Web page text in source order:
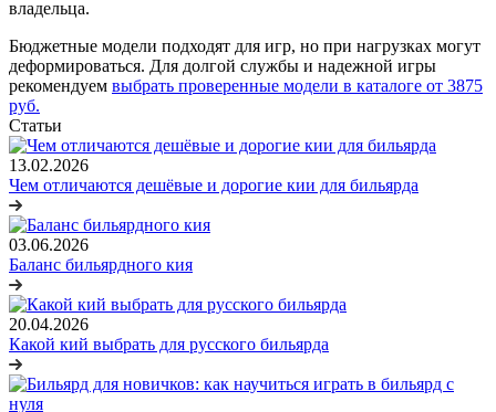
владельца.
Бюджетные модели подходят для игр, но при нагрузках могут
деформироваться. Для долгой службы и надежной игры
рекомендуем выбрать проверенные модели в каталоге от 3875
руб.
Статьи
13.02.2026
Чем отличаются дешёвые и дорогие кии для бильярда
03.06.2026
Баланс бильярдного кия
20.04.2026
Какой кий выбрать для русского бильярда